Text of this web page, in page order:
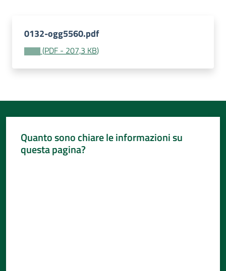
0132-ogg5560.pdf
(PDF - 207,3 KB)
Quanto sono chiare le informazioni su
questa pagina?